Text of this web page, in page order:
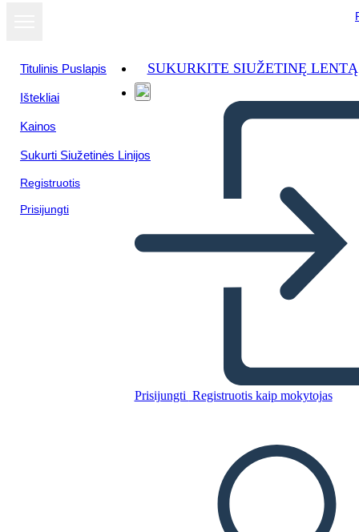
Titulinis Puslapis
Ištekliai
Kainos
Sukurti Siužetinės Linijos
Registruotis
Prisijungti
SUKURKITE SIUŽETINĘ LENTĄ
Prisijungti Registruotis kaip mokytojas
della seconda guerra
Nukopijuokite šią siužetinę lentą
Žiūrėti kaip
skaidrių